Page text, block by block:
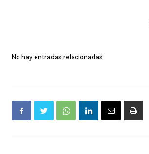
No hay entradas relacionadas